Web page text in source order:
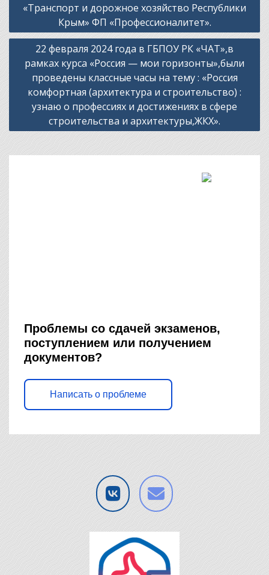
«Транспорт и дорожное хозяйство Республики
Крым» ФП «Профессионалитет».
22 февраля 2024 года в ГБПОУ РК «ЧАТ»,в
рамках курса «Россия — мои горизонты»,были
проведены классные часы на тему : «Россия
комфортная (архитектура и строительство) :
узнаю о профессиях и достижениях в сфере
строительства и архитектуры,ЖКХ».
Проблемы со сдачей экзаменов,
поступлением или получением
документов?
Написать о проблеме